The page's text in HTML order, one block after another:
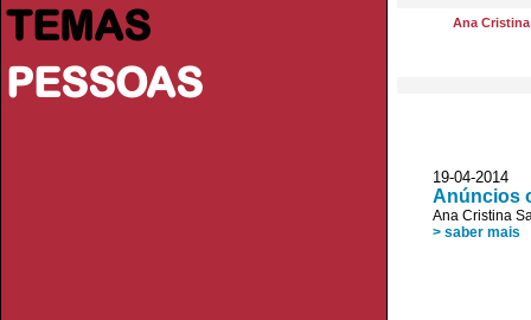
TEMAS
PESSOAS
Ana
19-04-2014
Anúncios
Ana Cristina
> saber mais